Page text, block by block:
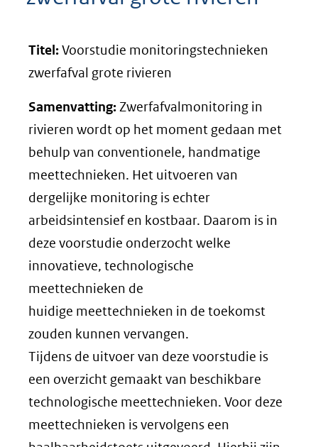
Titel:Voorstudie monitoringstechnieken
zwerfafval grote rivieren
Samenvatting:Zwerfafvalmonitoring in
rivieren wordt op het moment gedaan met
behulp van conventionele, handmatige
meettechnieken. Het uitvoeren van
dergelijke monitoring is echter
arbeidsintensief en kostbaar. Daarom is in
deze voorstudie onderzocht welke
innovatieve, technologische
meettechnieken de
huidige meettechnieken in de toekomst
zouden kunnen vervangen.
Tijdens de uitvoer van deze voorstudie is
een overzicht gemaakt van beschikbare
technologische meettechnieken. Voor deze
meettechnieken is vervolgens een